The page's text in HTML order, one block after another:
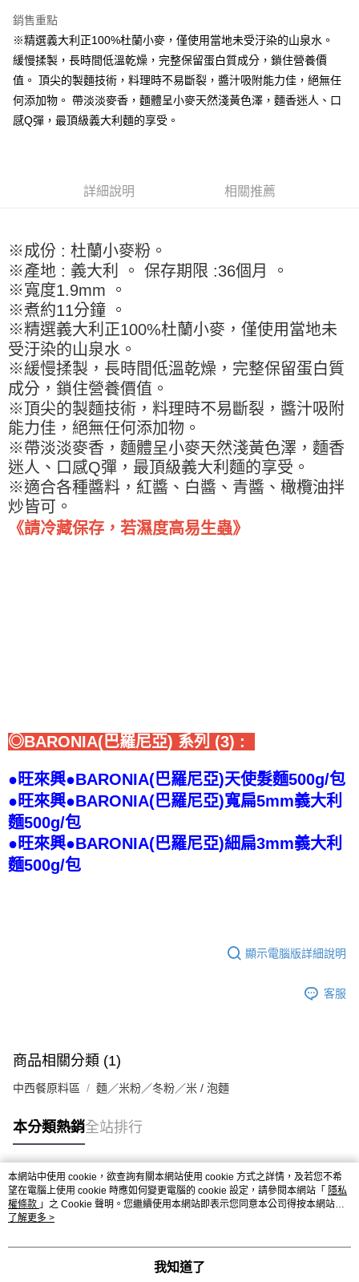
相關說明
【關於「AFTEE先享後付」】
AFTEE先享後付是「在收到商品之後才付款」的支付方式。 讓您購物簡單
便利好安心！
１．簡單：不需註冊會員、不需綁卡、不需儲值。
２．便利：只要手機號碼，簡訊認證，即可結帳。
２．訂單成立數日內，您將收到繳費通知簡訊。
３．收到繳費通知簡訊後14天內，點擊此簡訊中的連結，可透過四大超商／
購買商品的店家。未經商家同意取消之訂單仍視為有效，需透過AFTEE先享
後付繳納相關費用。
※ 交易是否成功請以「AFTEE先享後付 」之結帳頁面顯示為準，若有關於
是否繳費成功／繳費後需取消欲退款等相關疑問，請聯繫「AFTEE先享後付
客戶支援中心」 https://netprotections.freshdesk.com/support/home
【注意事項】
１．透過由恩沛科技股份有限公司提供之「AFTEE先享後付」服務完成之交
易，需依本服務之必要範圍內提供個人資料，並將交易相關給付款項請求債
權轉讓予恩沛科技股份有限公司。
２．關於個人資料處理事宜，請瀏覽以下網址：
https://aftee.tw/terms/#terms3
３．未成年的使用者請事先徵得法定代理人或監護人之同意方可使用
「AFTEE先享後付」，若未經同意申辦者引起之損失，本公司不負相關責
任。
４．使用「AFTEE先享後付」時，將依據個別帳號之用戶狀況，依本公司即
時審查核予不同之上限額度；若仍有額度不足之情形，本公司將視審查結果
請求用戶進行身份認證。
５．嚴禁一人註冊多個帳號或使用他人資訊註冊。若發現惡意使用之情形，
恩沛科技股份有限公司將有權停止該用戶之使用額度並採取法律行動。
全家取貨付款-重量限制含紙箱10kg，請控制商品重量在9~9.5
付款後全家取貨-重量限制含紙箱10kg，請控制商品重量在9~
7-11取貨付款-重量限制含紙箱10kg，請控制商品重量在9~9.5
kg
每筆NT$90，滿NT$990(含以上)免運費
付款後7-11取貨-重量限制含紙箱10kg，請控制商品重量在9~
9.5kg
每筆NT$90，滿NT$990(含以上)免運費
宅配-新竹物流
每筆NT$150，滿NT$2,000(含以上)免運費
離島客戶-中華郵政
每筆NT$120，滿NT$2,000(含以上)免運費
銷售重點
※精選義大利正100%杜蘭小麥，僅使用當地未受汙染的山泉水。
緩慢揉製，長時間低溫乾燥，完整保留蛋白質成分，鎖住營養價
值。 頂尖的製麵技術，料理時不易斷裂，醬汁吸附能力佳，絕無任
何添加物。 帶淡淡麥香，麵體呈小麥天然淺黃色澤，麵香迷人、口
感Q彈，最頂級義大利麵的享受。
詳細說明 相關推薦
※成份 : 杜蘭小麥粉。
※產地 : 義大利 。 保存期限 :36個月 。
※寬度1.9mm 。
※煮約11分鐘 。
※精選義大利正100%杜蘭小麥，僅使用當地未
受汙染的山泉水。
※緩慢揉製，長時間低溫乾燥，完整保留蛋白質
成分，鎖住營養價值。
※頂尖的製麵技術，料理時不易斷裂，醬汁吸附
能力佳，絕無任何添加物。
※帶淡淡麥香，麵體呈小麥天然淺黃色澤，麵香
迷人、口感Q彈，最頂級義大利麵的享受。
※適合各種醬料，紅醬、白醬、青醬、橄欖油拌
炒皆可。
《請冷藏保存，若濕度高易生蟲》
◎BARONIA(巴羅尼亞) 系列 (3) :
●旺來興●BARONIA(巴羅尼亞)天使髮麵500g/包
●旺來興●BARONIA(巴羅尼亞)寬扁5mm義大利
麵500g/包
●旺來興●BARONIA(巴羅尼亞)細扁3mm義大利
麵500g/包
顯示電腦版詳細說明
客服
商品相關分類 (1)
中西餐原料區 麵／米粉／冬粉／米 / 泡麵
本分類熱銷全站排行
熱門標籤
本網站中使用 cookie，欲查詢有關本網站使用 cookie 方式之詳情，及若您不希
望在電腦上使用 cookie 時應如何變更電腦的 cookie 設定，請參閱本網站「 隱私
權條款 」之 Cookie 聲明。您繼續使用本網站即表示您同意本公司得按本網站使
用條款之 Cookie 聲明使用 cookie。
了解更多 >
我知道了